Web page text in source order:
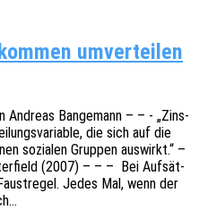
umverteilen
Andre­as Bange­mann – – - „Zins­
die sich auf die
sozia­len Grup­pen auswirkt.“ –
(2007) – – – Bei Aufsät­
Jedes Mal, wenn der